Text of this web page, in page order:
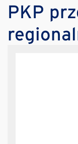
PKP